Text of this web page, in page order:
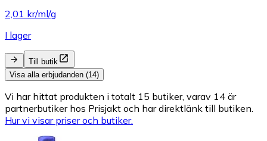
2,01 kr/ml/g
I lager
Till butik
Visa alla erbjudanden (14)
Vi har hittat produkten i totalt 15 butiker, varav 14 är
partnerbutiker hos Prisjakt och har direktlänk till butiken.
Hur vi visar priser och butiker.